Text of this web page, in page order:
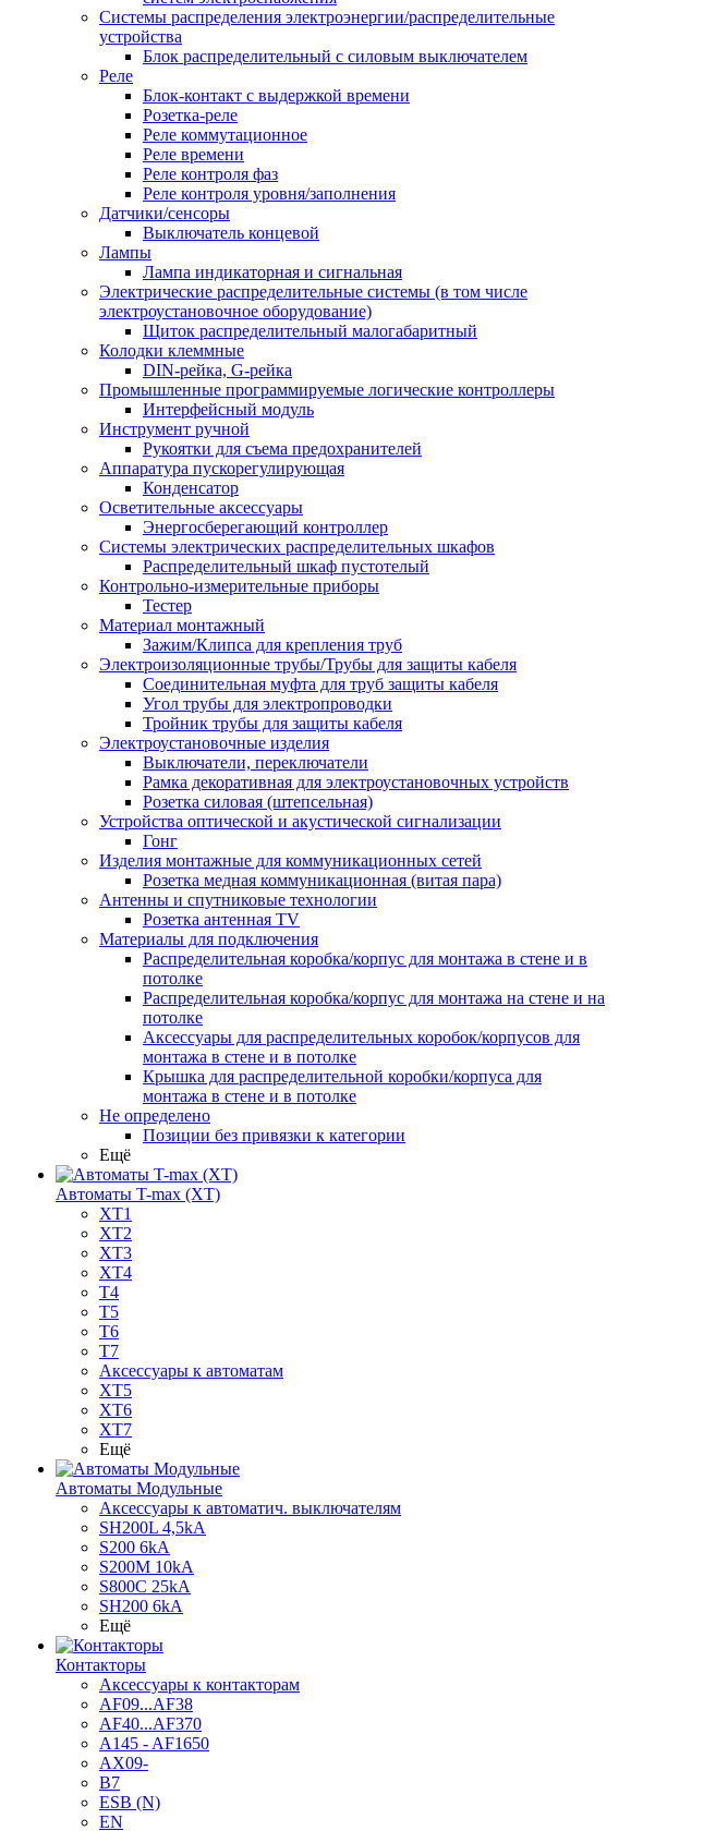
Системы распределения электроэнергии/распределительные
устройства
Блок распределительный с силовым выключателем
Реле
Блок-контакт с выдержкой времени
Розетка-реле
Реле коммутационное
Реле времени
Реле контроля фаз
Реле контроля уровня/заполнения
Датчики/сенсоры
Выключатель концевой
Лампы
Лампа индикаторная и сигнальная
Электрические распределительные системы (в том числе
электроустановочное оборудование)
Щиток распределительный малогабаритный
Колодки клеммные
DIN-рейка, G-рейка
Промышленные программируемые логические контроллеры
Интерфейсный модуль
Инструмент ручной
Рукоятки для съема предохранителей
Аппаратура пускорегулирующая
Конденсатор
Осветительные аксессуары
Энергосберегающий контроллер
Системы электрических распределительных шкафов
Распределительный шкаф пустотелый
Контрольно-измерительные приборы
Тестер
Материал монтажный
Зажим/Клипса для крепления труб
Электроизоляционные трубы/Трубы для защиты кабеля
Соединительная муфта для труб защиты кабеля
Угол трубы для электропроводки
Тройник трубы для защиты кабеля
Электроустановочные изделия
Выключатели, переключатели
Рамка декоративная для электроустановочных устройств
Розетка силовая (штепсельная)
Устройства оптической и акустической сигнализации
Гонг
Изделия монтажные для коммуникационных сетей
Розетка медная коммуникационная (витая пара)
Антенны и спутниковые технологии
Розетка антенная TV
Материалы для подключения
Распределительная коробка/корпус для монтажа в стене и в
потолке
Распределительная коробка/корпус для монтажа на стене и на
потолке
Аксессуары для распределительных коробок/корпусов для
монтажа в стене и в потолке
Крышка для распределительной коробки/корпуса для
монтажа в стене и в потолке
Не определено
Позиции без привязки к категории
Ещё
Автоматы T-max (XT)
XT1
XT2
XT3
XT4
T4
T5
T6
T7
Аксессуары к автоматам
XT5
XT6
XT7
Ещё
Автоматы Модульные
Аксессуары к автоматич. выключателям
SH200L 4,5kA
S200 6kA
S200M 10kA
S800C 25kA
SH200 6kA
Ещё
Контакторы
Аксессуары к контакторам
AF09...AF38
AF40...AF370
A145 - AF1650
AX09-
B7
ESB (N)
EN